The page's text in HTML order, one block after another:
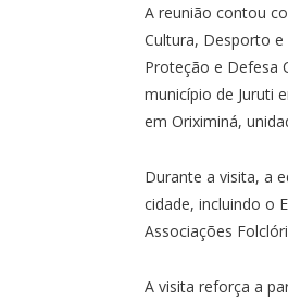
A reunião contou
Cultura, Desporto
Proteção e Defesa
município de Juruti
em Oriximiná,
Durante a visita, a
cidade, incluindo o
Associações
A visita reforça a